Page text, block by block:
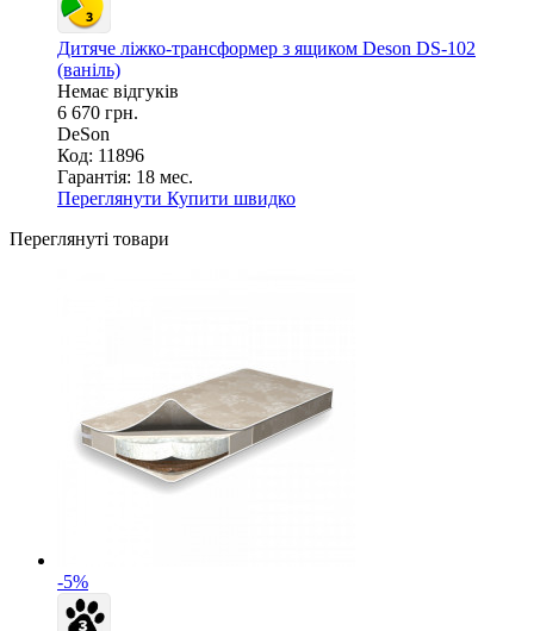
Дитяче ліжко-трансформер з ящиком Deson DS-102
(ваніль)
Немає відгуків
6 670 грн.
DeSon
Код: 11896
Гарантія: 18 мес.
Переглянути Купити швидко
Переглянуті товари
-5%